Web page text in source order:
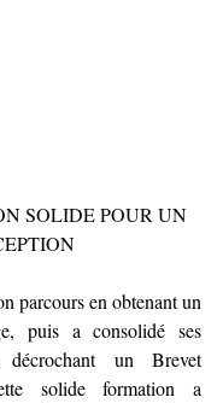
SOLIDE POUR UN
parcours en obtenant un
puis a consolidé ses
décrochant un Brevet
solide formation a